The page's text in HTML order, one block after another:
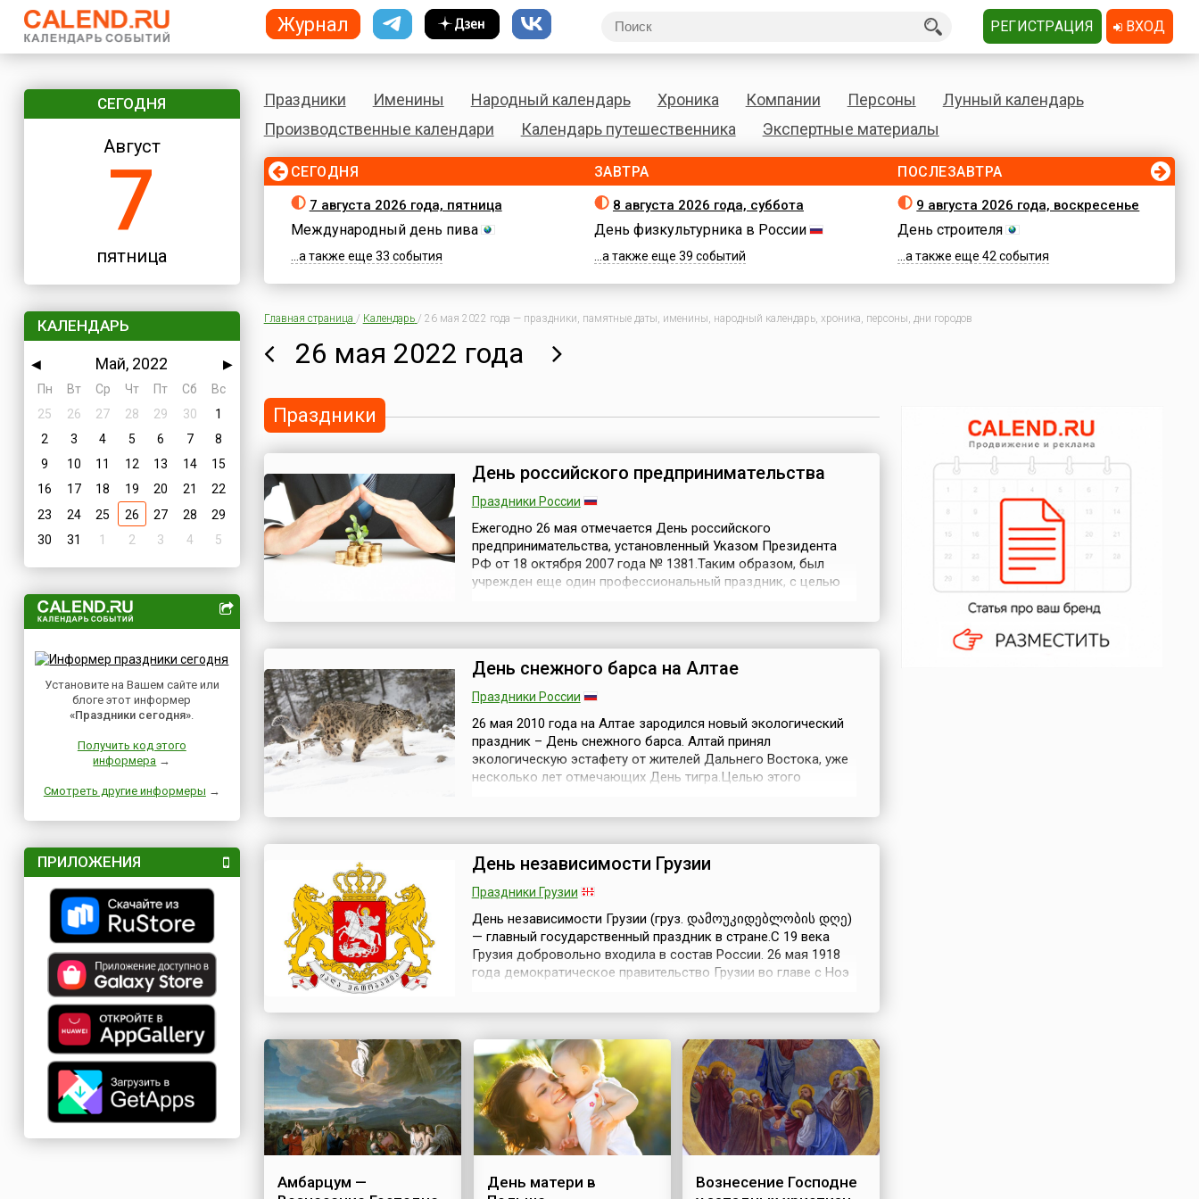
СЕГОДНЯ
Август
7
пятница
КАЛЕНДАРЬ
◀ Май, 2022
▶
Пн
Вт Ср Чт Пт Сб
Вс
25
26 27 28 29 30
1
2
3 4 5 6 7
8
9
10 11 12 13 14
15
16
17 18 19 20 21
22
23
24 25 26 27 28
29
30
31 1 2 3 4 5
Установите на Вашем сайте или
блоге этот информер
«Праздники сегодня».
Получить код этого
информера →
Смотреть другие информеры →
ПРИЛОЖЕНИЯ
Праздники Именины Народный календарь Хроника Компании Персоны
Лунный календарь
Производственные календари
Календарь путешественника Экспертные материалы
СЕГОДНЯ
7 августа 2026 года, пятница
Международный день пива
...а также еще 33 события
ЗАВТРА
8 августа 2026 года, суббота
День физкультурника в России
...а также еще 39 событий
ПОСЛЕЗАВТРА
9 августа 2026 года, воскресенье
День строителя
...а также еще 42 события
Главная страница / Календарь / 26 мая 2022 года — праздники, памятные даты, именины, народный календарь, хроника, персоны, дни городов
26 мая 2022 года
Праздники
День российского предпринимательства
Праздники России
Ежегодно 26 мая отмечается День российского
предпринимательства, установленный Указом Президента
РФ от 18 октября 2007 года № 1381.Таким образом, был
учрежден еще один профессиональный праздник, с целью
возможностей профессионального роста для каждог...
День снежного барса на Алтае
Праздники России
26 мая 2010 года на Алтае зародился новый экологический
праздник – День снежного барса. Алтай принял
экологическую эстафету от жителей Дальнего Востока, уже
несколько лет отмечающих День тигра.Целью этого
снежного леопарда, как ег...
День независимости Грузии
Праздники Грузии
День независимости Грузии (груз. დამოუკიდებლობის დღე)
— главный государственный праздник в стране.С 19 века
Грузия добровольно входила в состав России. 26 мая 1918
года демократическое правительство Грузии во главе с Ноэ
Республика Грузия просуществовала...
Амбарцум —
День матери в
Вознесение Господне
Журнал РЕГИСТРАЦИЯ ВХОД